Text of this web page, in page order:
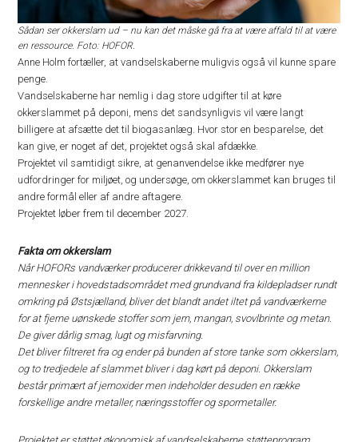
Sådan ser okkerslam ud – nu kan det måske gå fra at være affald til at være
en ressource. Foto: HOFOR.
Anne Holm fortæller, at vandselskaberne muligvis også vil kunne spare
penge.
Vandselskaberne har nemlig i dag store udgifter til at køre
okkerslammet på deponi, mens det sandsynligvis vil være langt
billigere at afsætte det til biogasanlæg. Hvor stor en besparelse, det
kan give, er noget af det, projektet også skal afdække.
Projektet vil samtidigt sikre, at genanvendelse ikke medfører nye
udfordringer for miljøet, og undersøge, om okkerslammet kan bruges til
andre formål eller af andre aftagere.
Projektet løber frem til december 2027.
Fakta om okkerslam
Når HOFORs vandværker producerer drikkevand til over en million
mennesker i hovedstadsområdet med grundvand fra kildepladser rundt
omkring på Østsjælland, bliver det blandt andet iltet på vandværkerne
for at fjerne uønskede stoffer som jern, mangan, svovlbrinte og metan.
De giver dårlig smag, lugt og misfarvning.
Det bliver filtreret fra og ender på bunden af store tanke som okkerslam,
og to tredjedele af slammet bliver i dag kørt på deponi. Okkerslam
består primært af jernoxider men indeholder desuden en række
forskellige andre metaller, næringsstoffer og spormetaller.